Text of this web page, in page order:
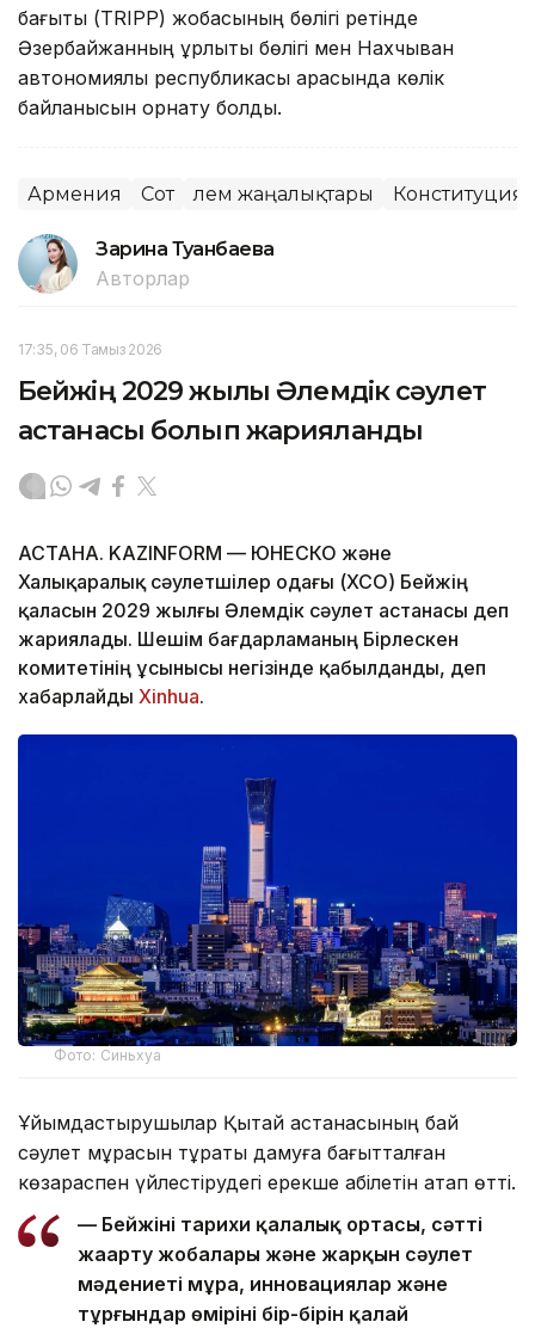
бағыты (TRIPP) жобасының бөлігі ретінде
Әзербайжанның құрлықтық бөлігі мен Нахчыван
автономиялық республикасы арасында көлік
байланысын орнату болды.
Армения Сот Әлем жаңалықтары
Зарина Туғанбаева
Авторлар
17:35, 06 Тамыз 2026
Бейжің 2029 жылғы Әлемдік сәулет
астанасы болып жарияланды
АСТАНА. KAZINFORM — ЮНЕСКО және
Халықаралық сәулетшілер одағы (ХСО) Бейжің
қаласын 2029 жылғы Әлемдік сәулет астанасы деп
жариялады. Шешім бағдарламаның Бірлескен
комитетінің ұсынысы негізінде қабылданды, деп
хабарлайды Xinhua.
Фото: Синьхуа
Ұйымдастырушылар Қытай астанасының бай
сәулет мұрасын тұрақты дамуға бағытталған
көзқараспен үйлестірудегі ерекше қабілетін атап өтті.
— Бейжіңнің тарихи қалалық ортасы, сәтті
жаңарту жобалары және жарқын сәулет
мәдениеті мұра, инновациялар және
тұрғындар өмірінің бір-бірін қалай